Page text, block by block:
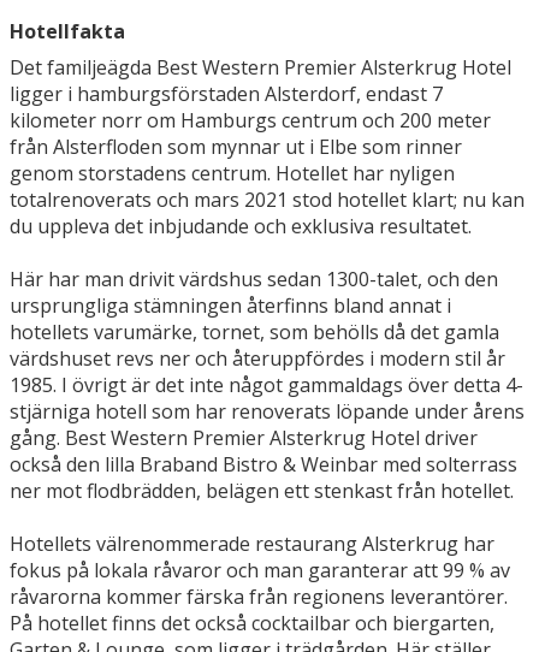
Hotellfakta
Det familjeägda Best Western Premier Alsterkrug Hotel
ligger i hamburgsförstaden Alsterdorf, endast 7
kilometer norr om Hamburgs centrum och 200 meter
från Alsterfloden som mynnar ut i Elbe som rinner
genom storstadens centrum. Hotellet har nyligen
totalrenoverats och mars 2021 stod hotellet klart; nu kan
du uppleva det inbjudande och exklusiva resultatet.
Här har man drivit värdshus sedan 1300-talet, och den
ursprungliga stämningen återfinns bland annat i
hotellets varumärke, tornet, som behölls då det gamla
värdshuset revs ner och återuppfördes i modern stil år
1985. I övrigt är det inte något gammaldags över detta 4-
stjärniga hotell som har renoverats löpande under årens
gång. Best Western Premier Alsterkrug Hotel driver
också den lilla Braband Bistro & Weinbar med solterrass
ner mot flodbrädden, belägen ett stenkast från hotellet.
Hotellets välrenommerade restaurang Alsterkrug har
fokus på lokala råvaror och man garanterar att 99 % av
råvarorna kommer färska från regionens leverantörer.
På hotellet finns det också cocktailbar och biergarten,